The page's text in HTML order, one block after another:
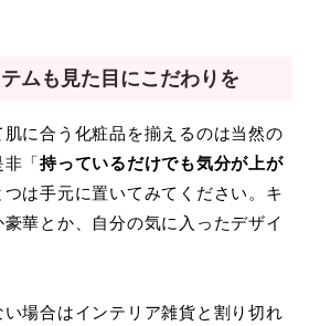
ムも見た目にこだわりを
に合う化粧品を揃えるのは当然の
非「持っているだけでも気分が上が
つは手元に置いてみてください。キ
華とか、自分の気に入ったデザイ
場合はインテリア雑貨と割り切れ